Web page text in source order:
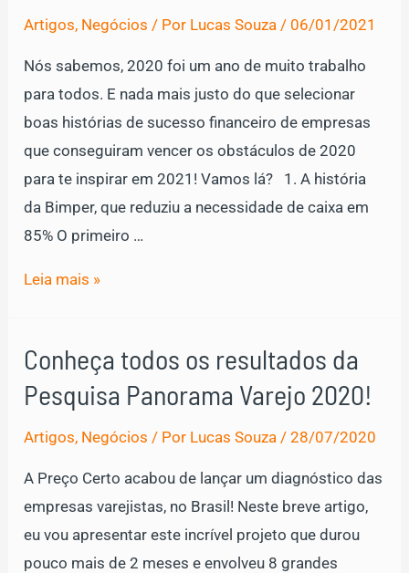
Preço
Certo
você
conhecer!
Artigos, Negócios / Por Lucas Souza / 06/01/2021
Nós sabemos, 2020 foi um ano de muito trabalho
para todos. E nada mais justo do que selecionar
boas histórias de sucesso financeiro de empresas
que conseguiram vencer os obstáculos de 2020
para te inspirar em 2021! Vamos lá? 1. A história
da Bimper, que reduziu a necessidade de caixa em
85% O primeiro …
Conheça
Casos
de
Financeiro
em
2020
para
você
Leia mais »
Conheça todos os resultados da
Pesquisa Panorama Varejo 2020!
Artigos, Negócios / Por Lucas Souza /28/07/2020
A Preço Certo acabou de lançar um diagnóstico das
empresas varejistas, no Brasil! Neste breve artigo,
eu vou apresentar este incrível projeto que durou
pouco mais de 2 meses e envolveu 8 grandes